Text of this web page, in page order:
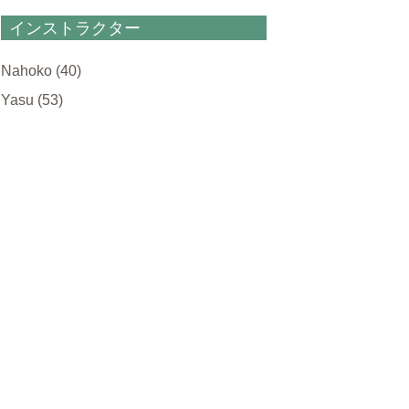
インストラクター
Nahoko (40)
Yasu (53)